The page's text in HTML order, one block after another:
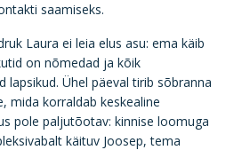
saamiseks.
Laura ei leia elus asu: ema käib
on nõmedad ja kõik
lapsikud. Ühel päeval tirib sõbranna
mida korraldab keskealine
pole paljutõotav: kinnise loomuga
käituv Joosep, tema